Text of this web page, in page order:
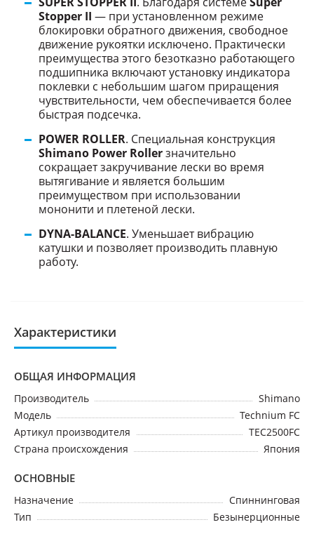
Stopper II — при установленном режиме
блокировки обратного движения, свободное
движение рукоятки исключено. Практически
преимущества этого безотказно работающего
подшипника включают установку индикатора
поклевки с небольшим шагом приращения
чувствительности, чем обеспечивается более
быстрая подсечка.
POWER ROLLER. Специальная конструкция
Shimano Power Rollerзначительно
сокращает закручивание лески во время
вытягивание и является большим
преимуществом при использовании
мононити и плетеной лески.
DYNA-BALANCE. Уменьшает вибрацию
катушки и позволяет производить плавную
работу.
Характеристики
ОБЩАЯ ИНФОРМАЦИЯ
Производитель
Shimano
Модель
Technium FC
Артикул производителя
TEC2500FC
Страна происхождения
Япония
ОСНОВНЫЕ
Назначение
Спиннинговая
Тип
Безынерционные